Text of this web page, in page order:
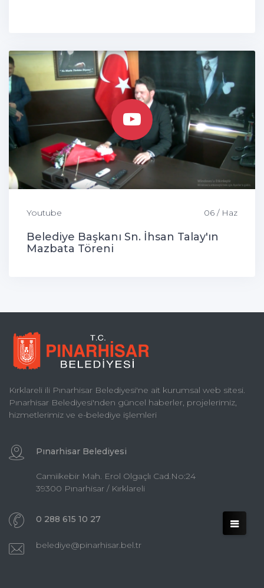
Youtube 06 / Haz
Belediye Başkanı Sn. İhsan Talay'ın
Mazbata Töreni
Kırklareli ili Pınarhisar Belediyesi'ne ait kurumsal web sitesi.
Pınarhisar Belediyesi'nden güncel haberler, projelerimiz,
hizmetlerimiz ve e-belediye işlemleri
Pınarhisar Belediyesi
Camiikebir Mah. Erol Olgaçlı Cad.No:24
39300 Pınarhisar / Kırklareli
0 288 615 10 27
belediye@pinarhisar.bel.tr